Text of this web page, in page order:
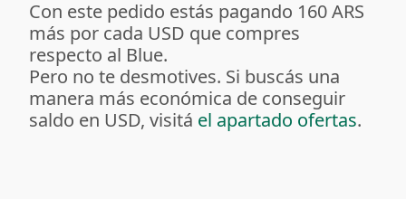
Con este pedido estás pagando 160 ARS
más por cada USD que compres
respecto al Blue.
Pero no te desmotives. Si buscás una
manera más económica de conseguir
saldo en USD, visitá el apartado ofertas.